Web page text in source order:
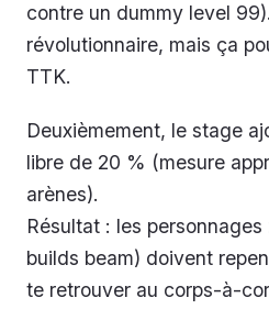
contre un dummy level
révolutionnaire, mais ça
TTK.
Deuxièmement, le stage
libre de 20 % (mesure
arènes).
Résultat : les
builds beam) doivent
te retrouver au corps-à-